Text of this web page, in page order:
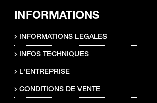
INFORMATIONS
INFORMATIONS LEGALES
INFOS TECHNIQUES
L'ENTREPRISE
CONDITIONS DE VENTE